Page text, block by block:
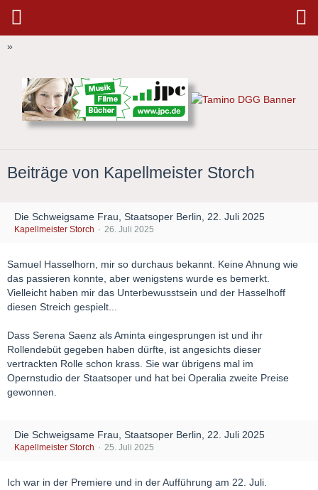
»
Beiträge von Kapellmeister Storch
Die Schweigsame Frau, Staatsoper Berlin, 22. Juli 2025
Kapellmeister Storch 26. Juli 2025
Samuel Hasselhorn, mir so durchaus bekannt. Keine Ahnung wie
das passieren konnte, aber wenigstens wurde es bemerkt.
Vielleicht haben mir das Unterbewusstsein und der Hasselhoff
diesen Streich gespielt...
Dass Serena Saenz als Aminta eingesprungen ist und ihr
Rollendebüt gegeben haben dürfte, ist angesichts dieser
vertrackten Rolle schon krass. Sie war übrigens mal im
Opernstudio der Staatsoper und hat bei Operalia zweite Preise
gewonnen.
Die Schweigsame Frau, Staatsoper Berlin, 22. Juli 2025
Kapellmeister Storch 25. Juli 2025
Ich war in der Premiere und in der Aufführung am 22. Juli.